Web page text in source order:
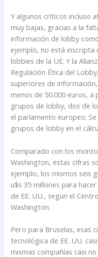
Y algunos críticos incluso
muy bajas, gracias a la
información de lobby
ejemplo, no está
lobbies de la UE. Y la
Regulación Ética del
superiores de
menos de 50.000 euros,
grupos de lobby, dos de
el parlamento europeo.
grupos de lobby en el
Comparado con los
Washington, estas cifras
ejemplo, los mismos seis
u$s 35 millones para
de EE. UU., según el
Washington.
Pero para Bruselas, esas
tecnológica de EE. UU.
mismas compañías casi